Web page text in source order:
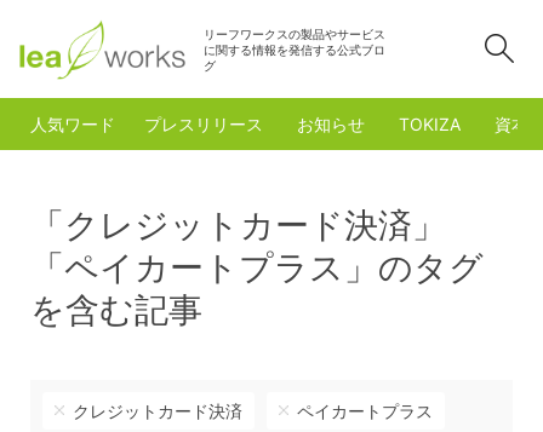
リーフワークスの製品やサービス
に関する情報を発信する公式ブロ
グ
人気ワード プレスリリース お知らせ TOKIZA 資本
「クレジットカード決済」
「ペイカートプラス」のタグ
を含む記事
クレジットカード決済 ペイカートプラス